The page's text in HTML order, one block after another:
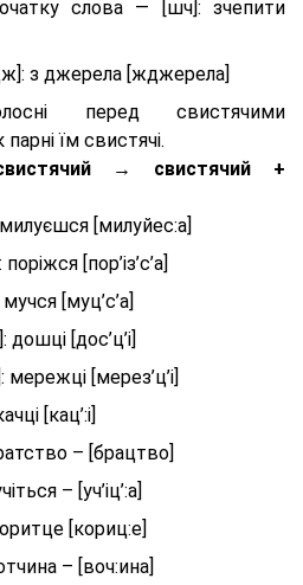
слова — [шч]: зчепити
з джерела [жджерела]
перед свистячими
їм свистячі.
→ свистячий +
[милуйес:а]
[пор’із’с’а]
мучся [муц’с’а]
дошці [дос’ц’і]
мережці [мерез’ц’і]
[кац’:і]
– [брaцтво]
– [уч’іц’:a]
[кориц:е]
– [вoч:ина]